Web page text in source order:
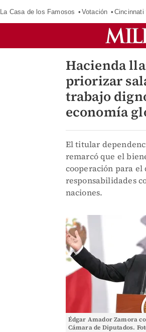
La Casa de los Famosos Votación Cincinnati
Hacienda
priorizar
trabajo
economía
El titular
remarcó que el
cooperación para el
responsabilidades
naciones.
Édgar Amador Zamora
Cámara de Diputados.